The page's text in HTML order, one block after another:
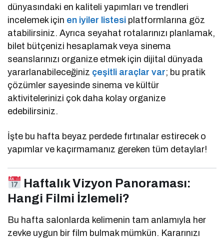
dünyasındaki en kaliteli yapımları ve trendleri
incelemek için en iyiler listesi platformlarına göz
atabilirsiniz. Ayrıca seyahat rotalarınızı planlamak,
bilet bütçenizi hesaplamak veya sinema
seanslarınızı organize etmek için dijital dünyada
yararlanabileceğiniz çeşitli araçlar var; bu pratik
çözümler sayesinde sinema ve kültür
aktivitelerinizi çok daha kolay organize
edebilirsiniz.
İşte bu hafta beyaz perdede fırtınalar estirecek o
yapımlar ve kaçırmamanız gereken tüm detaylar!
Haftalık Vizyon Panoraması:
Hangi Filmi İzlemeli?
Bu hafta salonlarda kelimenin tam anlamıyla her
zevke uygun bir film bulmak mümkün. Kararınızı